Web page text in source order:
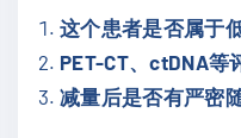
这个患者是否属于
PET-CT、ctDNA等
减量后是否有严密